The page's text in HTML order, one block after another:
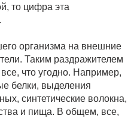
то цифра эта
организма на внешние
Таким раздражителем
что угодно. Например,
белки, выделения
синтетические волокна,
и пища. В общем, все,